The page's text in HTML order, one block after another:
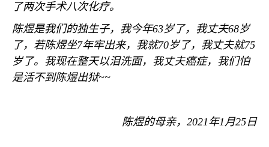
了两次手术八次化疗。
陈煜是我们的独生子，我今年63岁了，我丈夫68岁
了，若陈煜坐7年牢出来，我就70岁了，我丈夫就75
岁了。我现在整天以泪洗面，我丈夫癌症，我们怕
是活不到陈煜出狱~~
陈煜的母亲， 2021年1月25日